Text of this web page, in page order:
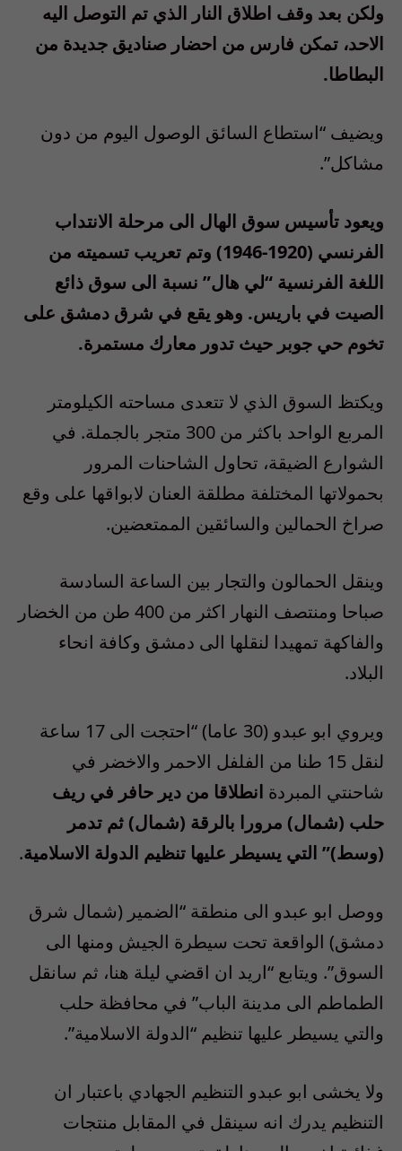
ولكن بعد وقف اطلاق النار الذي تم التوصل اليه
الاحد، تمكن فارس من احضار صناديق جديدة من
البطاطا.
ويضيف “استطاع السائق الوصول اليوم من دون
مشاكل”.
ويعود تأسيس سوق الهال الى مرحلة الانتداب
الفرنسي (1920-1946) وتم تعريب تسميته من
اللغة الفرنسية “لي هال” نسبة الى سوق ذائع
الصيت في باريس. وهو يقع في شرق دمشق على
تخوم حي جوبر حيث تدور معارك مستمرة.
ويكتظ السوق الذي لا تتعدى مساحته الكيلومتر
المربع الواحد باكثر من 300 متجر بالجملة. في
الشوارع الضيقة، تحاول الشاحنات المرور
بحمولاتها المختلفة مطلقة العنان لابواقها على وقع
صراخ الحمالين والسائقين الممتعضين.
وينقل الحمالون والتجار بين الساعة السادسة
صباحا ومنتصف النهار اكثر من 400 طن من الخضار
والفاكهة تمهيدا لنقلها الى دمشق وكافة انحاء
البلاد.
ويروي ابو عبدو (30 عاما) “احتجت الى 17 ساعة
لنقل 15 طنا من الفلفل الاحمر والاخضر في
شاحنتي المبردة انطلاقا من دير حافر في ريف
حلب (شمال) مرورا بالرقة (شمال) ثم تدمر
(وسط)” التي يسيطر عليها تنظيم الدولة الاسلامية.
ووصل ابو عبدو الى منطقة “الضمير (شمال شرق
دمشق) الواقعة تحت سيطرة الجيش ومنها الى
السوق”. ويتابع “اريد ان اقضي ليلة هنا، ثم سانقل
الطماطم الى مدينة الباب” في محافظة حلب
والتي يسيطر عليها تنظيم “الدولة الاسلامية”.
ولا يخشى ابو عبدو التنظيم الجهادي باعتبار ان
التنظيم يدرك انه سينقل في المقابل منتجات